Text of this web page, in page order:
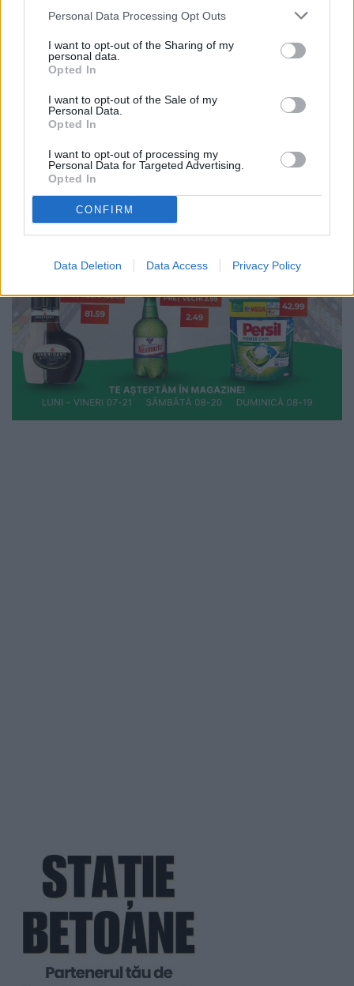
Personal Data Processing Opt Outs
I want to opt-out of the Sharing of my
personal data.
Opted In
I want to opt-out of the Sale of my
Personal Data.
Opted In
I want to opt-out of processing my
Personal Data for Targeted Advertising.
Opted In
CONFIRM
Data Deletion Data Access Privacy Policy